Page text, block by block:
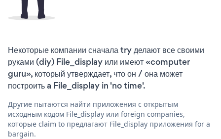
Некоторые компании сначала try делают все своими
руками (diy) File_display или имеют «computer
guru», который утверждает, что он / она может
построить a File_display in 'no time'.
Другие пытаются найти приложения с открытым
исходным кодом File_display или foreign companies,
которые claim to предлагают File_display приложения for a
bargain.